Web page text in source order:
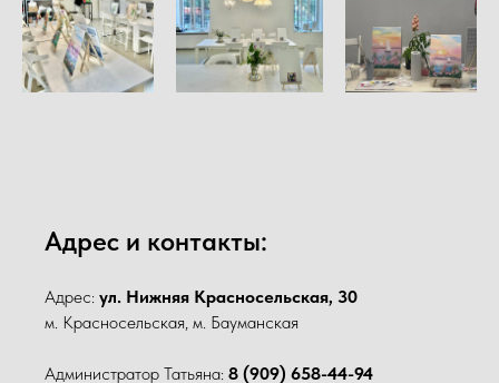
Адрес и контакты:
Адрес: ул. Нижняя Красносельская, 30
м. Красносельская, м. Бауманская
Администратор Татьяна: 8 (909) 658-44-94